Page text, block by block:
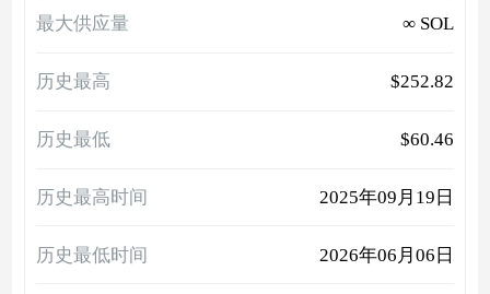
最大供应量 ∞ SOL
历史最高 $252.82
历史最低 $60.46
历史最高时间 2025年09月19日
历史最低时间 2026年06月06日